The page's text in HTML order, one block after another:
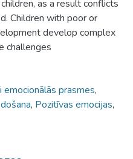
as a result conflicts
Children with poor or
develop complex
challenges
emocionālās prasmes,
, Pozitīvas emocijas,